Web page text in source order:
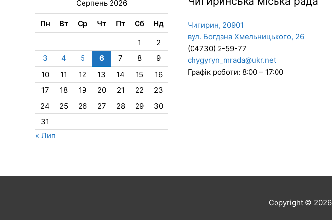
Серпень 2026
Пн Вт Ср Чт Пт Сб Нд
1
2
3
4 5 6 7 8
9
10
11 12 13 14 15
16
17
18 19 20 21 22
23
24
25 26 27 28 29
30
31
« Лип
Чигирин, 20901
вул. Богдана Хмельницького, 26
(04730) 2-59-77
chygyryn_mrada@ukr.net
Графік роботи: 8:00 – 17:00
Copyright © 2026